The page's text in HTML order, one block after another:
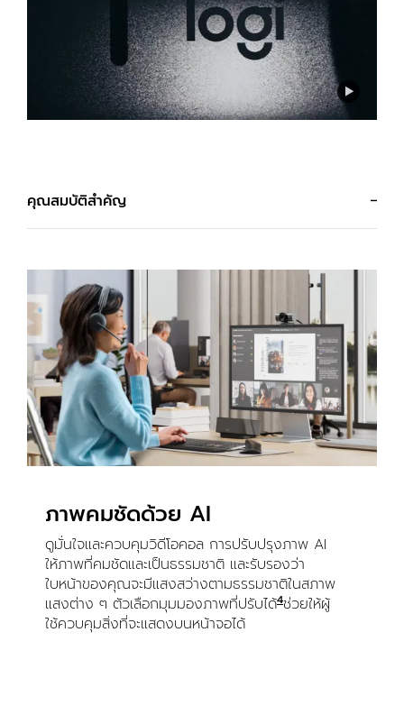
คุณสมบัติสำคัญ
ภาพคมชัดด้วย AI
ดูมั่นใจและควบคุมวิดีโอคอล การปรับปรุงภาพ AI
ให้ภาพที่คมชัดและเป็นธรรมชาติ และรับรองว่า
ใบหน้าของคุณจะมีแสงสว่างตามธรรมชาติในสภาพ
แสงต่าง ๆ ตัวเลือกมุมมองภาพที่ปรับได้4เปิดใช้งานด้วย
ช่วยให้ผู้
ใช้ควบคุมสิ่งที่จะแสดงบนหน้าจอได้